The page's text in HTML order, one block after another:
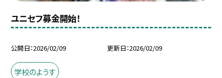
ユニセフ募金開始！
公開日 2026/02/09 更新日 2026/02/09
学校のようす